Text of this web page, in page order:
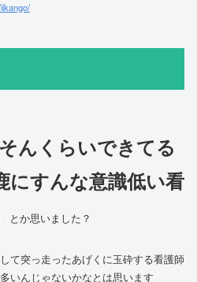
そんくらいできてる
にすんな意識低い看
とか思いました？
て突っ走ったあげくに玉砕する看護師
いんじゃないかなとは思います